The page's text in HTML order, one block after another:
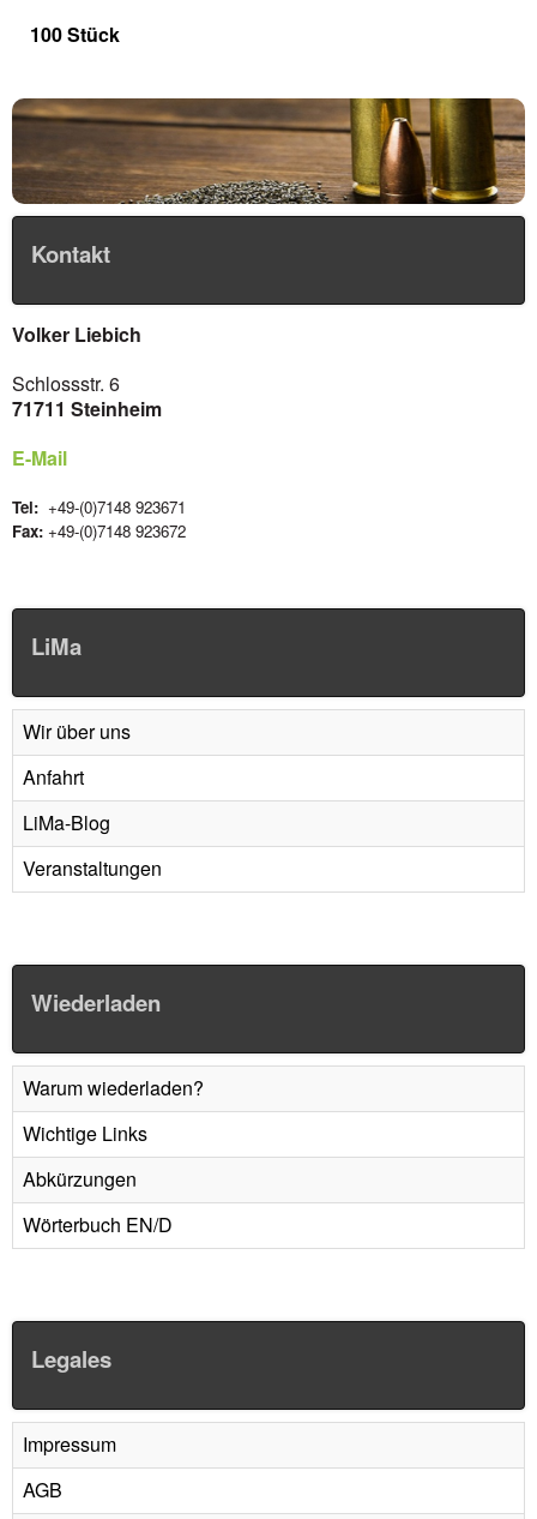
100 Stück
Kontakt
Volker Liebich
Schlossstr. 6
71711 Steinheim
E-Mail
Tel: +49-(0)7148 923671
Fax: +49-(0)7148 923672
LiMa
Wir über uns
Anfahrt
LiMa-Blog
Veranstaltungen
Wiederladen
Warum wiederladen?
Wichtige Links
Abkürzungen
Wörterbuch EN/D
Legales
Impressum
AGB